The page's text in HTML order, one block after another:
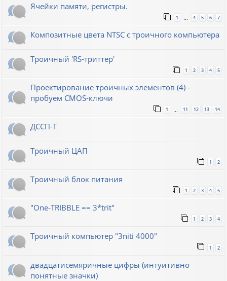
Ячейки памяти, регистры.
1 4 5 6 7
Композитные цвета NTSC с троичного компьютера
Троичный 'RS-триттер'
1 2 3 4 5
Проектирование троичных элементов (4) -
пробуем CMOS-ключи
1 … 11 12 13 14
ДССП-Т
Троичный ЦАП
1 2
Троичный блок питания
1 2 3 4 5
"One-TRIBBLE == 3*trit"
1 2 3 4
Троичный компьютер "3niti 4000"
1 2
двадцатисемяричные цифры (интуитивно
понятные значки)